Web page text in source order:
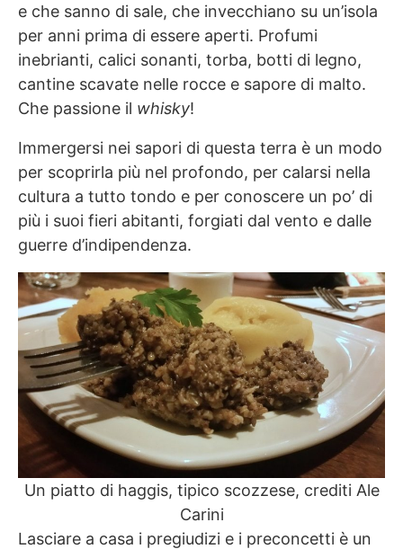
e che sanno di sale, che invecchiano su un’isola
per anni prima di essere aperti. Profumi
inebrianti, calici sonanti, torba, botti di legno,
cantine scavate nelle rocce e sapore di malto.
Che passione il whisky!
Immergersi nei sapori di questa terra è un modo
per scoprirla più nel profondo, per calarsi nella
cultura a tutto tondo e per conoscere un po’ di
più i suoi fieri abitanti, forgiati dal vento e dalle
guerre d’indipendenza.
Un piatto di haggis, tipico scozzese, crediti Ale
Carini
Lasciare a casa i pregiudizi e i preconcetti è un